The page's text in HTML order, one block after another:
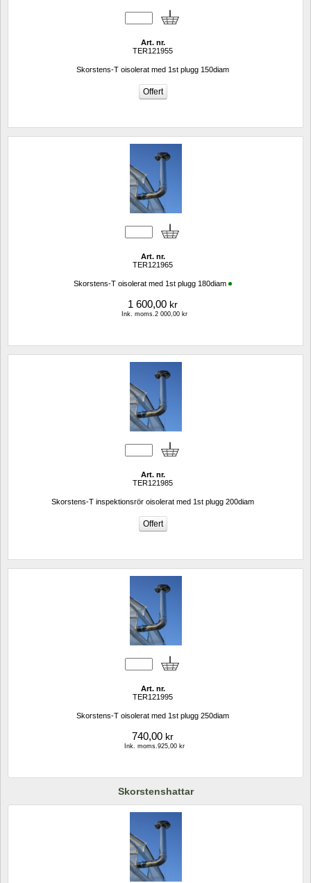
Art. nr.
TER121955
Skorstens-T oisolerat med 1st plugg 150diam
Art. nr.
TER121965
Skorstens-T oisolerat med 1st plugg 180diam
1 600,00 kr
Ink. moms.2 000,00 kr
Art. nr.
TER121985
Skorstens-T inspektionsrör oisolerat med 1st plugg 200diam
Art. nr.
TER121995
Skorstens-T oisolerat med 1st plugg 250diam
740,00 kr
Ink. moms.925,00 kr
Skorstenshattar